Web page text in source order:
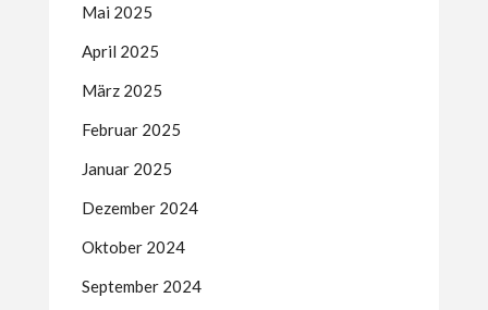
Mai 2025
April 2025
März 2025
Februar 2025
Januar 2025
Dezember 2024
Oktober 2024
September 2024